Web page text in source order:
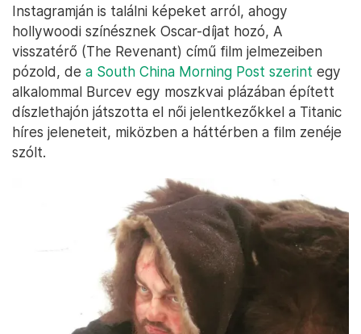
Instagramján is találni képeket arról, ahogy
hollywoodi színésznek Oscar-díjat hozó, A
visszatérő (The Revenant) című film jelmezeiben
pózold, de a South China Morning Post szerint egy
alkalommal Burcev egy moszkvai plázában épített
díszlethajón játszotta el női jelentkezőkkel a Titanic
híres jeleneteit, miközben a háttérben a film zenéje
szólt.